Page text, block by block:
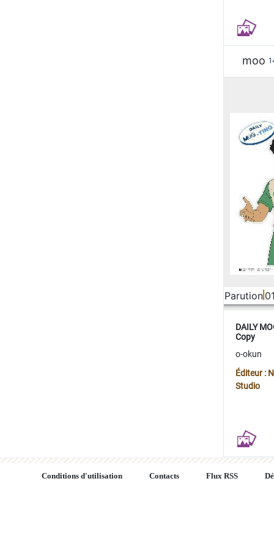
moo
Parution
DAILY
Copy
o-okun
Éditeur :
Studio
Conditions d'utilisation Contacts Flux RSS